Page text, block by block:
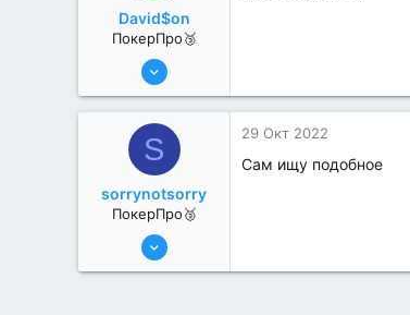
David$on
ПокерПро🥉
17 Авг 2022
1
S
sorrynotsorry
ПокерПро🥉
8 Авг 2022
29 Окт 2022
Сам ищу подобное